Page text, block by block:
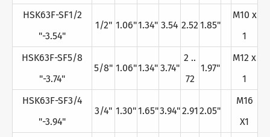
HSK63F-SF1/2
"-3.54"
1/2" 1.06"1.34" 3.54 2.52 1.85"
M10 x
1
HSK63F-SF5/8
"-3.74"
5/8" 1.06"1.34" 3.74"
2 ..
72
1.97"
M12 x
1
HSK63F-SF3/4
"-3.94"
3/4" 1.30"1.65"3.94"2.912.05"
M16
X1